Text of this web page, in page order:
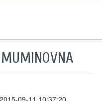
09-11 10:37:20